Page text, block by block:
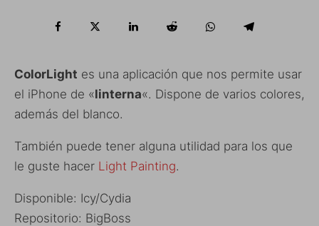
ColorLight es una aplicación que nos permite usar
el iPhone de «linterna«. Dispone de varios colores,
además del blanco.
También puede tener alguna utilidad para los que
le guste hacer Light Painting.
Disponible: Icy/Cydia
Repositorio: BigBoss